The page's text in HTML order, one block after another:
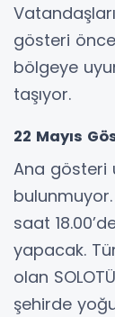
gösteri
bölgeye
taşıyor.
22 Mayıs
Ana gösteri
bulunmuyor.
saat
yapacak.
olan
şehirde